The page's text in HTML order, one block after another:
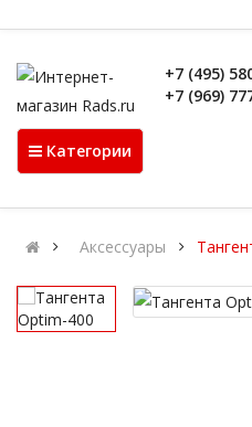
+7 (495)
+7 (969)
Категории
Аксессуары